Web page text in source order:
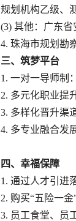
规划机构乙级、
(3) 其他：广东省
4.珠海市规划勘
三、筑梦平台
1. 一对一导师制
2. 多元化职业提
3. 多样化晋升渠
4. 多专业融合发
四、幸福保障
1. 通过人才引进
2. 购买“五险一金
3. 员工食堂、员